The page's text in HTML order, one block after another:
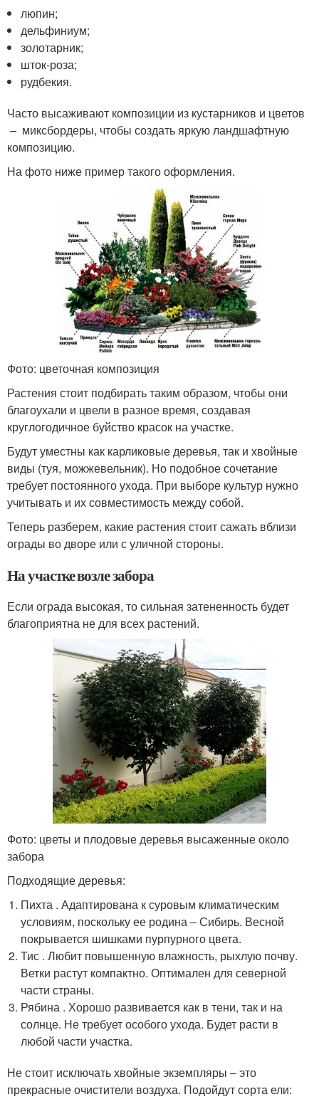
люпин;
дельфиниум;
золотарник;
шток-роза;
рудбекия.
Часто высаживают композиции из кустарников и цветов
– миксбордеры, чтобы создать яркую ландшафтную
композицию.
На фото ниже пример такого оформления.
Фото: цветочная композиция
Растения стоит подбирать таким образом, чтобы они
благоухали и цвели в разное время, создавая
круглогодичное буйство красок на участке.
Будут уместны как карликовые деревья, так и хвойные
виды (туя, можжевельник). Но подобное сочетание
требует постоянного ухода. При выборе культур нужно
учитывать и их совместимость между собой.
Теперь разберем, какие растения стоит сажать вблизи
ограды во дворе или с уличной стороны.
На участке возле забора
Если ограда высокая, то сильная затененность будет
благоприятна не для всех растений.
Фото: цветы и плодовые деревья высаженные около
забора
Подходящие деревья:
Пихта . Адаптирована к суровым климатическим
условиям, поскольку ее родина ‒ Сибирь. Весной
покрывается шишками пурпурного цвета.
Тис . Любит повышенную влажность, рыхлую почву.
Ветки растут компактно. Оптимален для северной
части страны.
Рябина . Хорошо развивается как в тени, так и на
солнце. Не требует особого ухода. Будет расти в
любой части участка.
Не стоит исключать хвойные экземпляры ‒ это
прекрасные очистители воздуха. Подойдут сорта ели: